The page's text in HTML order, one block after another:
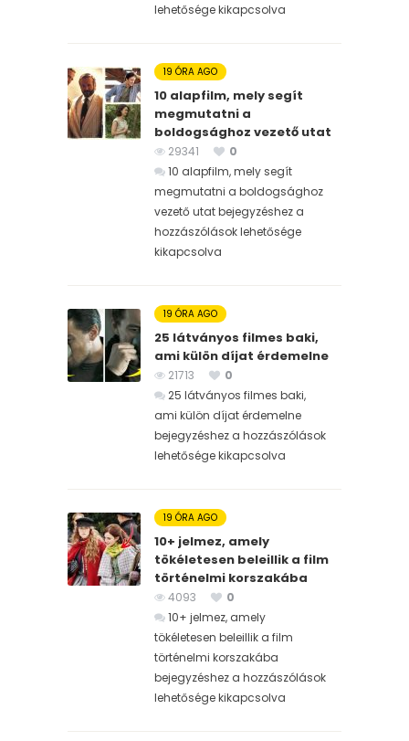
lehetősége kikapcsolva
19 ÓRA AGO
10 alapfilm, mely segít
megmutatni a
boldogsághoz vezető utat
29341
0
10 alapfilm, mely segít
megmutatni a boldogsághoz
vezető utat bejegyzéshez a
hozzászólások lehetősége
kikapcsolva
19 ÓRA AGO
25 látványos filmes baki,
ami külön díjat érdemelne
21713
0
25 látványos filmes baki,
ami külön díjat érdemelne
bejegyzéshez a hozzászólások
lehetősége kikapcsolva
19 ÓRA AGO
10+ jelmez, amely
tökéletesen beleillik a film
történelmi korszakába
4093
0
10+ jelmez, amely
tökéletesen beleillik a film
történelmi korszakába
bejegyzéshez a hozzászólások
lehetősége kikapcsolva